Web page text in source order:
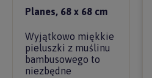
Planes, 68 x 68 cm
Wyjątkowo miękkie
pieluszki z muślinu
bambusowego to
niezbędne